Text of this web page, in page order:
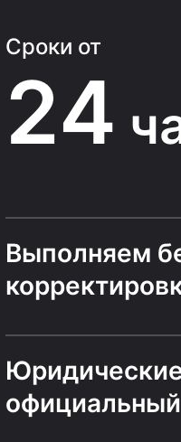
Сроки от
24
Выполняем